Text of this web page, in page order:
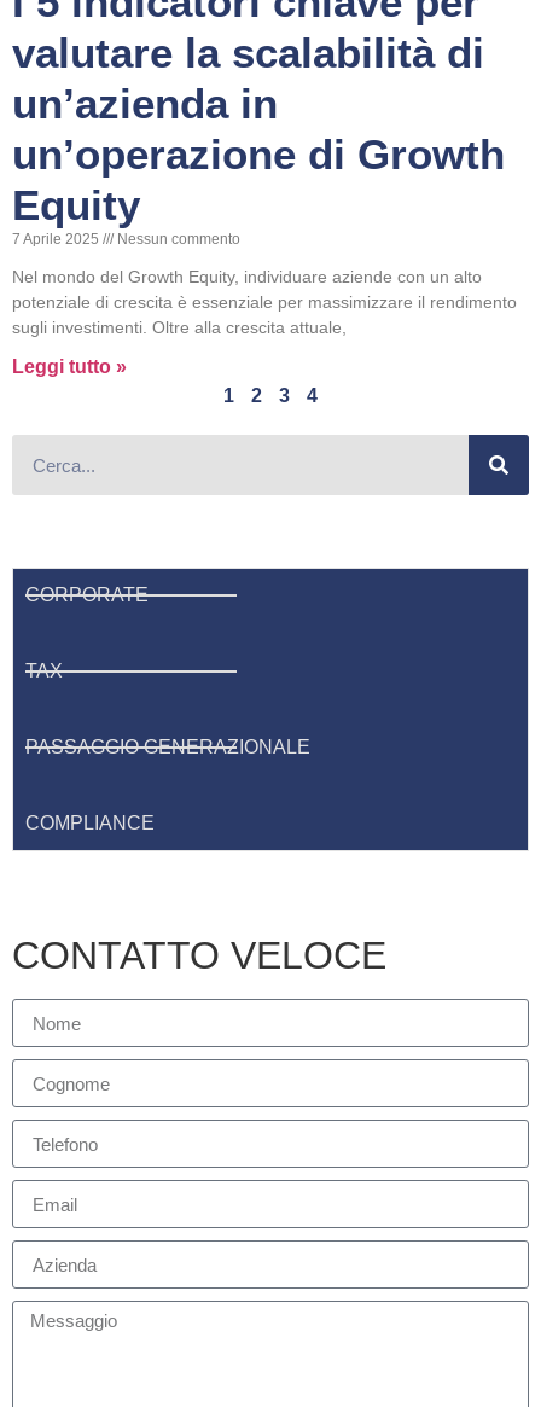
valutare la scalabilità di
un’azienda in
un’operazione di Growth
Equity
7 Aprile 2025 Nessun commento
Nel mondo del Growth Equity, individuare aziende con un alto
potenziale di crescita è essenziale per massimizzare il rendimento
sugli investimenti. Oltre alla crescita attuale,
Leggi tutto »
1
2 3 4
CORPORATE
TAX
PASSAGGIO GENERAZIONALE
COMPLIANCE
CONTATTO VELOCE